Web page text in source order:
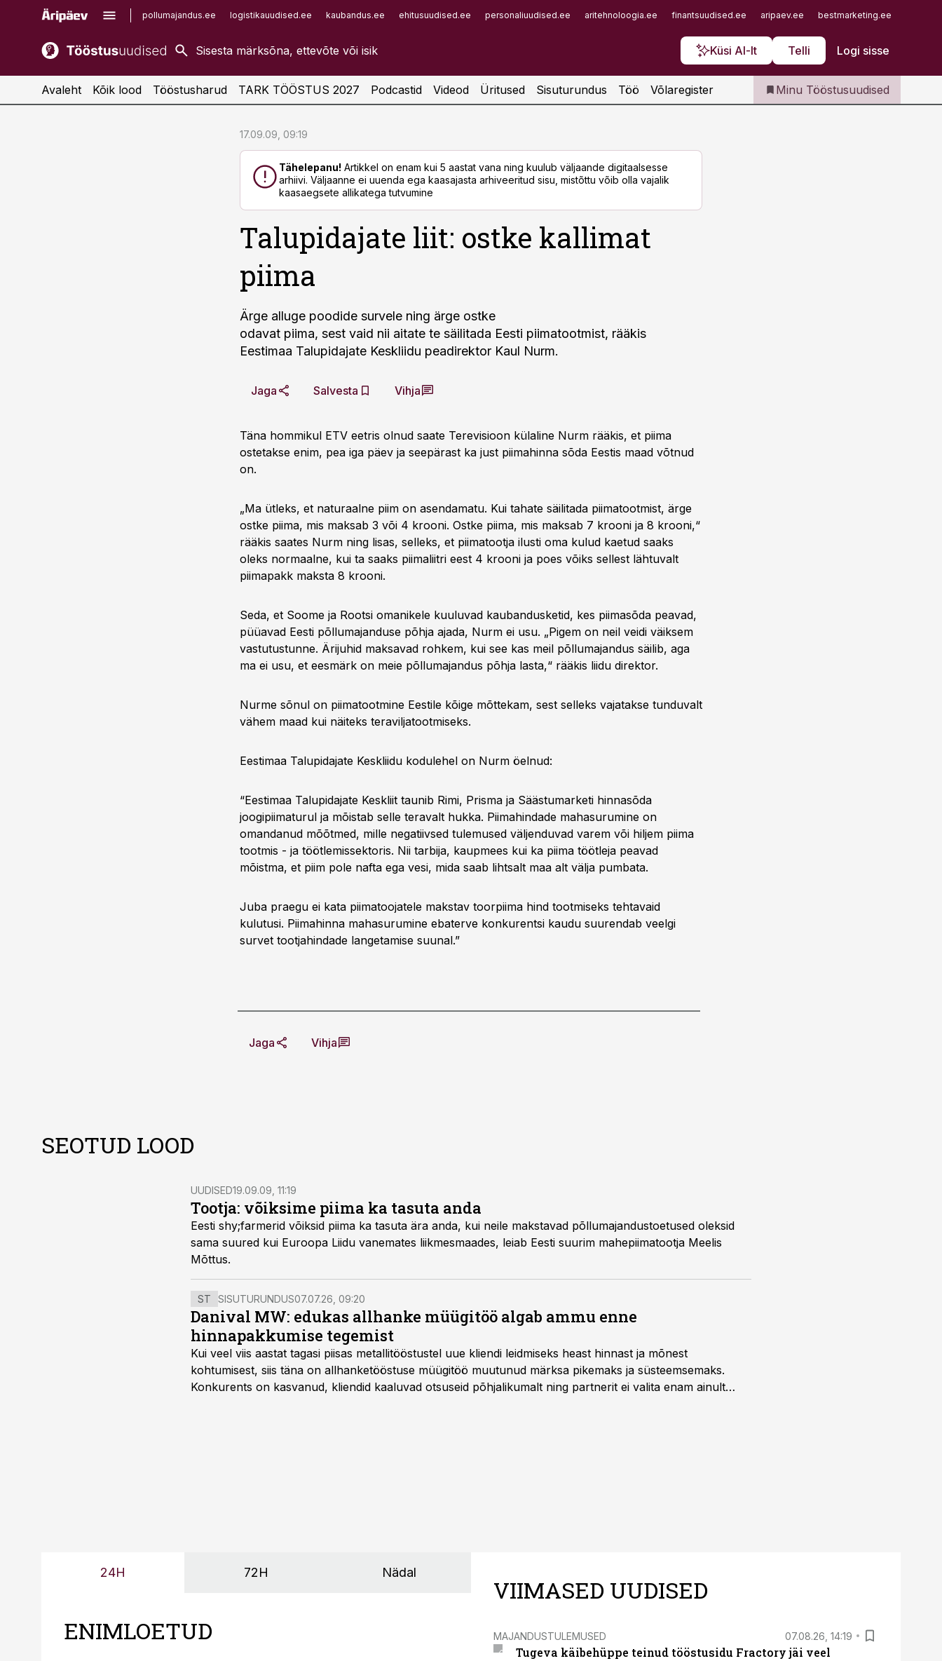
pollumajandus.ee logistikauudised.ee kaubandus.ee ehitusuudised.ee personaliuudised.ee aritehnoloogia.ee finantsuudised.ee aripaev.ee bestmarketing.ee
Küsi AI-lt Telli Logi sisse
kaubandus.ee
kinnisvarauudised.ee
imelineajalugu.ee
Infopank
Iseteenindus
Telli Tööstusuudised
Avaleht Kõik lood Tööstusharud TARK TÖÖSTUS 2027 Podcastid Videod Üritused Sisuturundus Töö Võlaregister Minu Tööstusuudised
17.09.09, 09:19
Tähelepanu! Artikkel on enam kui 5 aastat vana ning kuulub väljaande digitaalsesse
arhiivi. Väljaanne ei uuenda ega kaasajasta arhiveeritud sisu, mistõttu võib olla vajalik
kaasaegsete allikatega tutvumine
Talupidajate liit: ostke kallimat
piima
Ärge alluge poodide survele ning ärge ostke
odavat piima, sest vaid nii aitate te säilitada Eesti piimatootmist, rääkis
Eestimaa Talupidajate Keskliidu peadirektor Kaul Nurm.
Jaga Salvesta Vihja
Täna hommikul ETV eetris olnud saate Terevisioon külaline Nurm rääkis, et piima
ostetakse enim, pea iga päev ja seepärast ka just piimahinna sõda Eestis maad võtnud
on.
„Ma ütleks, et naturaalne piim on asendamatu. Kui tahate säilitada piimatootmist, ärge
ostke piima, mis maksab 3 või 4 krooni. Ostke piima, mis maksab 7 krooni ja 8 krooni,“
rääkis saates Nurm ning lisas, selleks, et piimatootja ilusti oma kulud kaetud saaks
oleks normaalne, kui ta saaks piimaliitri eest 4 krooni ja poes võiks sellest lähtuvalt
piimapakk maksta 8 krooni.
Seda, et Soome ja Rootsi omanikele kuuluvad kaubandusketid, kes piimasõda peavad,
püüavad Eesti põllumajanduse põhja ajada, Nurm ei usu. „Pigem on neil veidi väiksem
vastutustunne. Ärijuhid maksavad rohkem, kui see kas meil põllumajandus säilib, aga
ma ei usu, et eesmärk on meie põllumajandus põhja lasta,“ rääkis liidu direktor.
Nurme sõnul on piimatootmine Eestile kõige mõttekam, sest selleks vajatakse tunduvalt
vähem maad kui näiteks teraviljatootmiseks.
Eestimaa Talupidajate Keskliidu kodulehel on Nurm öelnud:
“Eestimaa Talupidajate Keskliit taunib Rimi, Prisma ja Säästumarketi hinnasõda
joogipiimaturul ja mõistab selle teravalt hukka. Piimahindade mahasurumine on
omandanud mõõtmed, mille negatiivsed tulemused väljenduvad varem või hiljem piima
tootmis - ja töötlemissektoris. Nii tarbija, kaupmees kui ka piima töötleja peavad
mõistma, et piim pole nafta ega vesi, mida saab lihtsalt maa alt välja pumbata.
Juba praegu ei kata piimatoojatele makstav toorpiima hind tootmiseks tehtavaid
kulutusi. Piimahinna mahasurumine ebaterve konkurentsi kaudu suurendab veelgi
survet tootjahindade langetamise suunal.”
Jaga Vihja
SEOTUD LOOD
UUDISED19.09.09, 11:19
Tootja: võiksime piima ka tasuta anda
Eesti shy;farmerid võiksid piima ka tasuta ära anda, kui neile makstavad põllumajandustoetused oleksid
sama suured kui Euroopa Liidu vanemates liikmesmaades, leiab Eesti suurim mahepiimatootja Meelis
Mõttus.
ST SISUTURUNDUS07.07.26, 09:20
Danival MW: edukas allhanke müügitöö algab ammu enne
hinnapakkumise tegemist
Kui veel viis aastat tagasi piisas metallitööstustel uue kliendi leidmiseks heast hinnast ja mõnest
kohtumisest, siis täna on allhanketööstuse müügitöö muutunud märksa pikemaks ja süsteemsemaks.
Konkurents on kasvanud, kliendid kaaluvad otsuseid põhjalikumalt ning partnerit ei valita enam ainult
24H 72H Nädal
ENIMLOETUD
VIIMASED UUDISED
MAJANDUSTULEMUSED 07.08.26, 14:19
Tugeva käibehüppe teinud tööstusidu Fractory jäi veel